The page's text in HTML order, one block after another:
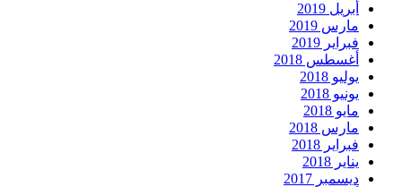
أبريل 2019
مارس 2019
فبراير 2019
أغسطس 2018
يوليو 2018
يونيو 2018
مايو 2018
مارس 2018
فبراير 2018
يناير 2018
ديسمبر 2017